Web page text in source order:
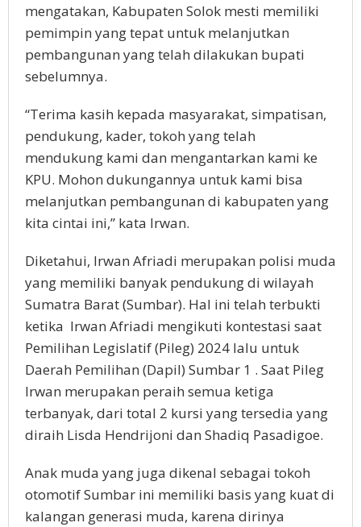
mengatakan, Kabupaten Solok mesti memiliki
pemimpin yang tepat untuk melanjutkan
pembangunan yang telah dilakukan bupati
sebelumnya.
“Terima kasih kepada masyarakat, simpatisan,
pendukung, kader, tokoh yang telah
mendukung kami dan mengantarkan kami ke
KPU. Mohon dukungannya untuk kami bisa
melanjutkan pembangunan di kabupaten yang
kita cintai ini,” kata Irwan.
Diketahui, Irwan Afriadi merupakan polisi muda
yang memiliki banyak pendukung di wilayah
Sumatra Barat (Sumbar). Hal ini telah terbukti
ketika Irwan Afriadi mengikuti kontestasi saat
Pemilihan Legislatif (Pileg) 2024 lalu untuk
Daerah Pemilihan (Dapil) Sumbar 1 . Saat Pileg
Irwan merupakan peraih semua ketiga
terbanyak, dari total 2 kursi yang tersedia yang
diraih Lisda Hendrijoni dan Shadiq Pasadigoe.
Anak muda yang juga dikenal sebagai tokoh
otomotif Sumbar ini memiliki basis yang kuat di
kalangan generasi muda, karena dirinya